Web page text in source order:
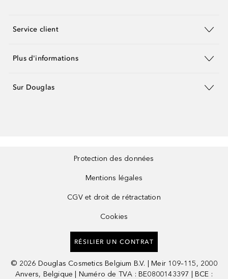
Service client
Plus d'informations
Sur Douglas
Protection des données
Mentions légales
CGV et droit de rétractation
Cookies
RÉSILIER UN CONTRAT
© 2026 Douglas Cosmetics Belgium B.V. | Meir 109–115, 2000
Anvers, Belgique | Numéro de TVA : BE0800143397 | BCE :